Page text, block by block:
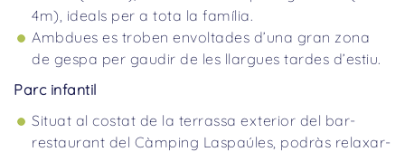
4m), ideals per a tota la família.
Ambdues es troben envoltades d’una gran zona
de gespa per gaudir de les llargues tardes d’estiu.
Parc infantil
Situat al costat de la terrassa exterior del bar-
restaurant del Càmping Laspaúles, podràs relaxar-